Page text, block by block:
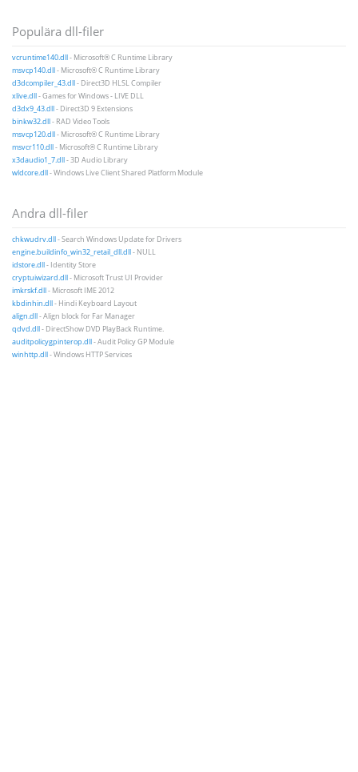
Populära dll-filer
vcruntime140.dll- Microsoft® C Runtime Library
msvcp140.dll- Microsoft® C Runtime Library
d3dcompiler_43.dll- Direct3D HLSL Compiler
xlive.dll- Games for Windows - LIVE DLL
d3dx9_43.dll- Direct3D 9 Extensions
binkw32.dll- RAD Video Tools
msvcp120.dll- Microsoft® C Runtime Library
msvcr110.dll- Microsoft® C Runtime Library
x3daudio1_7.dll- 3D Audio Library
wldcore.dll- Windows Live Client Shared Platform Module
Andra dll-filer
chkwudrv.dll- Search Windows Update for Drivers
engine.buildinfo_win32_retail_dll.dll- NULL
idstore.dll- Identity Store
cryptuiwizard.dll- Microsoft Trust UI Provider
imkrskf.dll- Microsoft IME 2012
kbdinhin.dll- Hindi Keyboard Layout
align.dll- Align block for Far Manager
qdvd.dll- DirectShow DVD PlayBack Runtime.
auditpolicygpinterop.dll- Audit Policy GP Module
winhttp.dll- Windows HTTP Services